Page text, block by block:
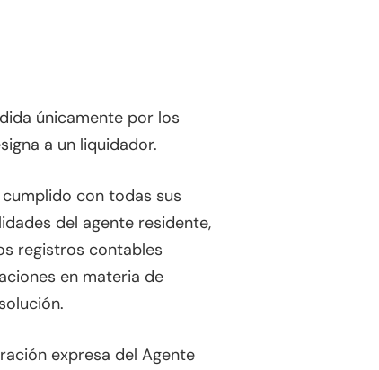
únicamente por los
a un liquidador.
con todas sus
del agente residente,
registros contables
en materia de
expresa del Agente